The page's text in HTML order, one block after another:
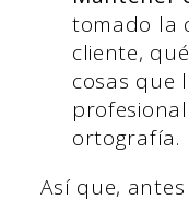
tomado la
cliente,
cosas que
ortografía.
Así que,